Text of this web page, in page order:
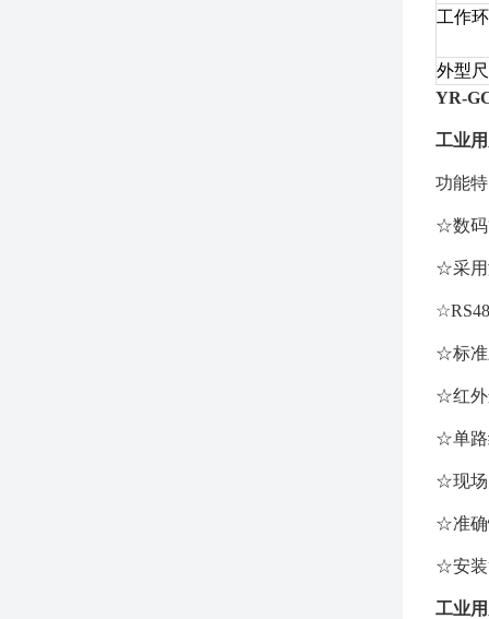
工作
外型
YR-
工业
功能
☆数码
☆采用
☆标准
☆红外
☆单路
☆现场
☆准确
☆安装
工业